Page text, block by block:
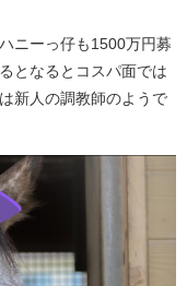
ニーっ仔も1500万円募
となるとコスパ面では
新人の調教師のようで